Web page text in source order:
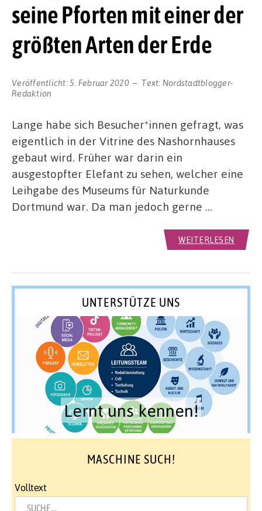
seine Pforten mit einer der
größten Arten der Erde
Veröffentlicht:5. Februar 2020 Text: Nordstadtblogger-
Redaktion
Lange habe sich Besucher*innen gefragt, was
eigentlich in der Vitrine des Nashornhauses
gebaut wird. Früher war darin ein
ausgestopfter Elefant zu sehen, welcher eine
Leihgabe des Museums für Naturkunde
Dortmund war. Da man jedoch gerne …
WEITERLESEN
UNTERSTÜTZE UNS
Lernt uns kennen!
MASCHINE SUCH!
Volltext